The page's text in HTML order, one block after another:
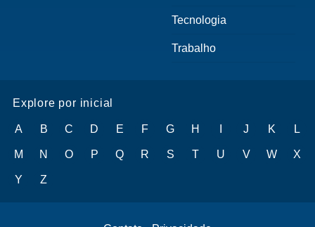
Tecnologia
Trabalho
Explore por inicial
A B C D E F G H J K L
M N O P Q R S T U V W X
Y Z